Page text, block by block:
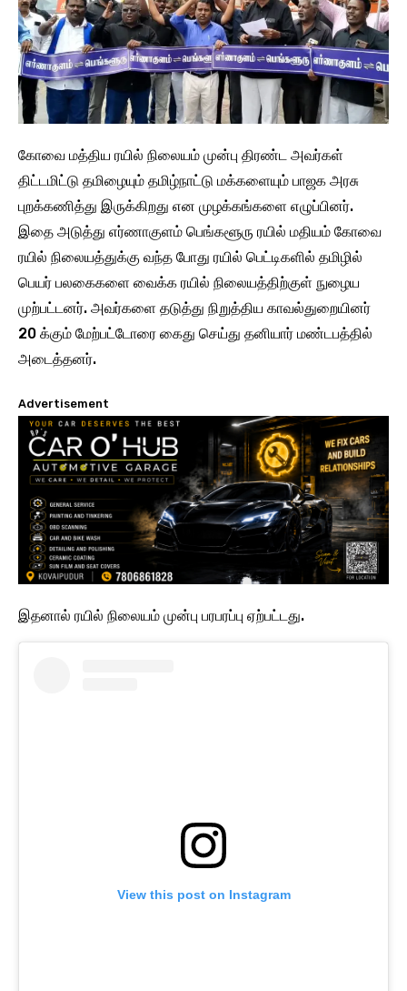
கோவை மத்திய ரயில் நிலையம் முன்பு திரண்ட அவர்கள்
திட்டமிட்டு தமிழையும் தமிழ்நாட்டு மக்களையும் பாஜக அரசு
புறக்கணித்து இருக்கிறது என முழக்கங்களை எழுப்பினர்.
இதை அடுத்து எர்ணாகுளம் பெங்களூரு ரயில் மதியம் கோவை
ரயில் நிலையத்துக்கு வந்த போது ரயில் பெட்டிகளில் தமிழில்
பெயர் பலகைகளை வைக்க ரயில் நிலையத்திற்குள் நுழைய
முற்பட்டனர். அவர்களை தடுத்து நிறுத்திய காவல்துறையினர்
20 க்கும் மேற்பட்டோரை கைது செய்து தனியார் மண்டபத்தில்
அடைத்தனர்.
Advertisement
இதனால் ரயில் நிலையம் முன்பு பரபரப்பு ஏற்பட்டது.
View this post on Instagram